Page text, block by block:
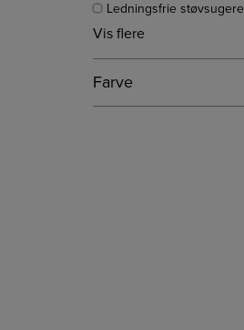
Ledningsfrie støvsugere
Vis flere
Farve